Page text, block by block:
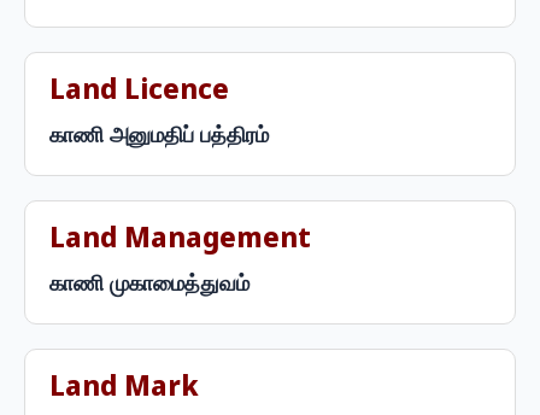
Land Licence
காணி அனுமதிப் பத்திரம்
Land Management
காணி முகாமைத்துவம்
Land Mark